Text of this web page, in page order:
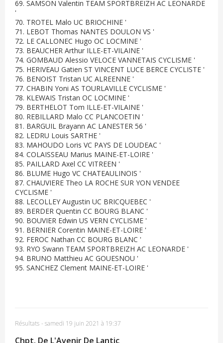
69. SAMSON Valentin TEAM SPORTBREIZH AC LEONARDE
'
70. TROTEL Malo UC BRIOCHINE '
71. LEBOT Thomas NANTES DOULON VS '
72. LE CALLONEC Hugo OC LOCMINE '
73. BEAUCHER Arthur ILLE-ET-VILAINE '
74. GOMBAUD Alessio VELOCE VANNETAIS CYCLISME '
75. HERIVEAU Gatien ST VINCENT LUCE BERCE CYCLISTE '
76. BENOIST Tristan UC ALREENNE '
77. CHABIN Yoni AS TOURLAVILLE CYCLISME '
78. KLEWAIS Tristan OC LOCMINE '
79. BERTHELOT Tom ILLE-ET-VILAINE '
80. REBILLARD Malo CC PLANCOETIN '
81. BARGUIL Brayann AC LANESTER 56 '
82. LEDRU Louis SARTHE '
83. MAHOUDO Loris VC PAYS DE LOUDEAC '
84. COLAISSEAU Marius MAINE-ET-LOIRE '
85. PAILLARD Axel CC VITREEN '
86. BLUME Hugo VC CHATEAULINOIS '
87. CHAUVIERE Theo LA ROCHE SUR YON VENDEE
CYCLISME '
88. LECOLLEY Augustin UC BRICQUEBEC '
89. BERDER Quentin CC BOURG BLANC '
90. BOUVIER Edwin US VERN CYCLISME '
91. BERNIER Corentin MAINE-ET-LOIRE '
92. FEROC Nathan CC BOURG BLANC '
93. RYO Swann TEAM SPORTBREIZH AC LEONARDE '
94. BRUNO Matthieu AC GOUESNOU '
95. SANCHEZ Clement MAINE-ET-LOIRE '
Résultats - samedi 19 juin 2021 à 19:37
Chpt. De L'Avenir De Lantic